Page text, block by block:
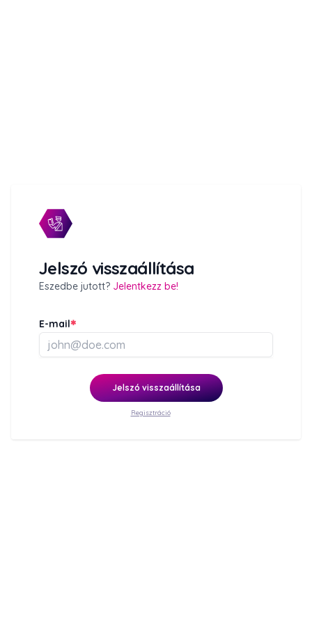
Jelszó visszaállítása
Eszedbe jutott? Jelentkezz be!
E-mail✱
Jelszó visszaállítása
Regisztráció